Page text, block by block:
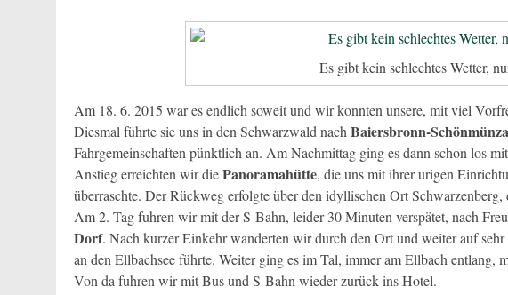
Es gibt kein schlechtes Wetter,
Am 18. 6. 2015 war es endlich soweit und wir konnten unsere, mit viel
Diesmal führte sie uns in den Schwarzwald nach Baiersbronn-
Fahrgemeinschaften pünktlich an. Am Nachmittag ging es dann schon los
Anstieg erreichten wir diePanoramahütte, die uns mit ihrer urigen
überraschte. Der Rückweg erfolgte über den idyllischen Ort
Am 2. Tagfuhren wir mit der S-Bahn, leider 30 Minuten verspätet, nach
Dorf. Nach kurzer Einkehr wanderten wir durch den Ort und weiter auf
an den Ellbachsee führte. Weiter ging es im Tal, immer am Ellbach entlang,
Von da fuhren wir mit Bus und S-Bahn wieder zurück ins Hotel.